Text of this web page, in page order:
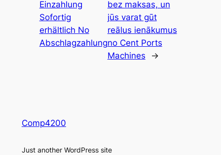
Einzahlung
Sofortig
erhältlich No
Abschlagzahlung
bez maksas, un
jūs varat gūt
reālus ienākumus
no Cent Ports
Machines
→
Comp4200
Just another WordPress site